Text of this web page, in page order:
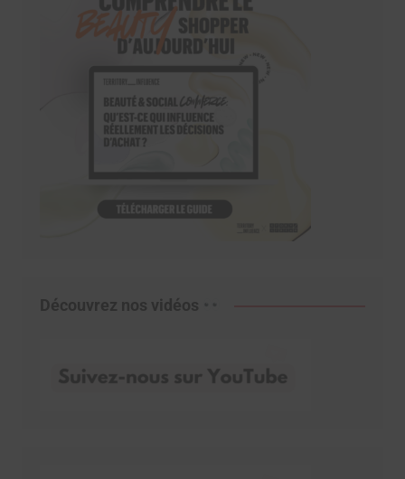
Découvrez nos vidéos